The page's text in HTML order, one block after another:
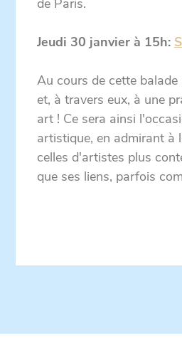
de Paris.
Jeudi 30 janvier à 15h:
Au cours de cette
et, à travers eux, à une
art ! Ce sera ainsi
artistique, en admirant
celles d'artistes plus
que ses liens, parfois